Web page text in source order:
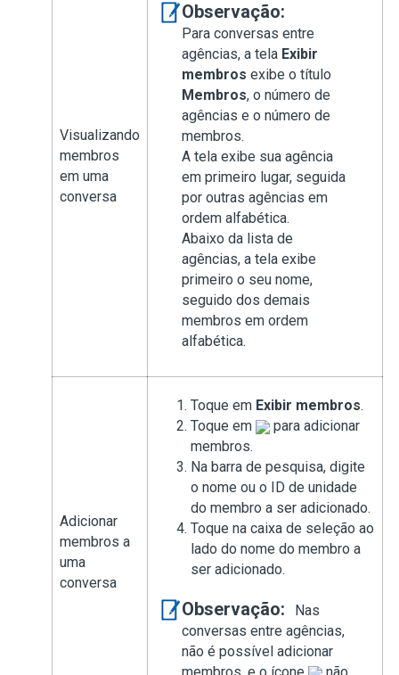
Visualizando
membros
em uma
conversa
Observação:
Para conversas entre
agências, a tela Exibir
membros exibe o título
Membros, o número de
agências e o número de
membros.
A tela exibe sua agência
em primeiro lugar, seguida
por outras agências em
ordem alfabética.
Abaixo da lista de
agências, a tela exibe
primeiro o seu nome,
seguido dos demais
membros em ordem
alfabética.
Adicionar
membros a
uma
conversa
Toque em Exibir membros.
Toque em
para adicionar
membros.
Na barra de pesquisa, digite
o nome ou o ID de unidade
do membro a ser adicionado.
Toque na caixa de seleção ao
lado do nome do membro a
ser adicionado.
Observação:
Nas
conversas entre agências,
não é possível adicionar